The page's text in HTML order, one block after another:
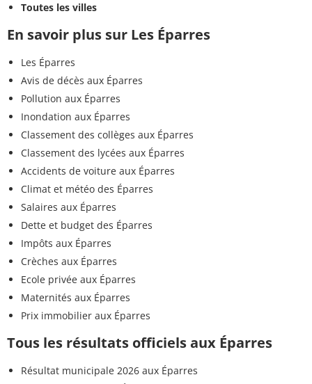
Toutes les villes
En savoir plus sur Les Éparres
Les Éparres
Avis de décès aux Éparres
Pollution aux Éparres
Inondation aux Éparres
Classement des collèges aux Éparres
Classement des lycées aux Éparres
Accidents de voiture aux Éparres
Climat et météo des Éparres
Salaires aux Éparres
Dette et budget des Éparres
Impôts aux Éparres
Crèches aux Éparres
Ecole privée aux Éparres
Maternités aux Éparres
Prix immobilier aux Éparres
Tous les résultats officiels aux Éparres
Résultat municipale 2026 aux Éparres